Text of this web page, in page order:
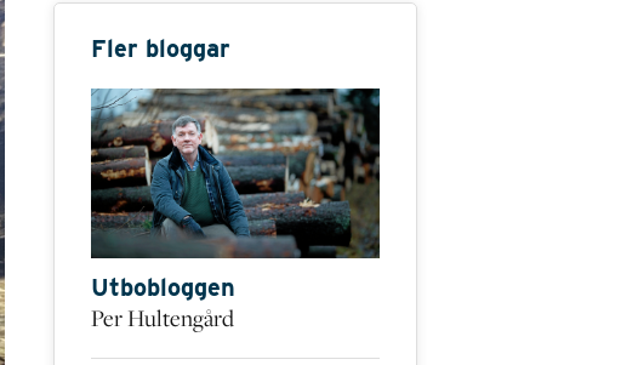
Fler bloggar
Utbobloggen
Per Hultengård